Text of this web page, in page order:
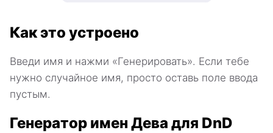
Как это устроено
Введи имя и нажми «Генерировать». Если тебе
нужно случайное имя, просто оставь поле ввода
пустым.
Генератор имен Дева для DnD